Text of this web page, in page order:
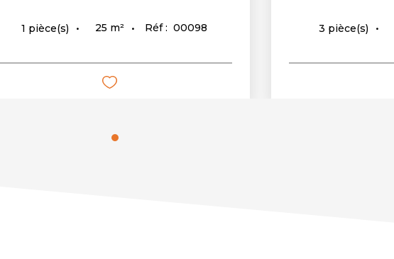
1 pièce(s) 25 m² Réf : 00098 3 pièce(s)